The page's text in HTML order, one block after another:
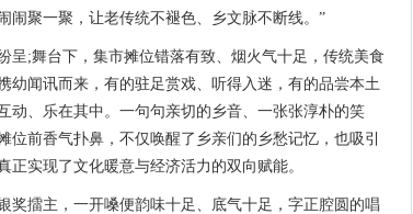
闹聚一聚，让老传统不褪色、乡文脉不断线。”
;舞台下，集市摊位错落有致、烟火气十足，传统美食
幼闻讯而来，有的驻足赏戏、听得入迷，有的品尝本土
动、乐在其中。一句句亲切的乡音、一张张淳朴的笑
前香气扑鼻，不仅唤醒了乡亲们的乡愁记忆，也吸引
实现了文化暖意与经济活力的双向赋能。
擂主，一开嗓便韵味十足、底气十足，字正腔圆的唱